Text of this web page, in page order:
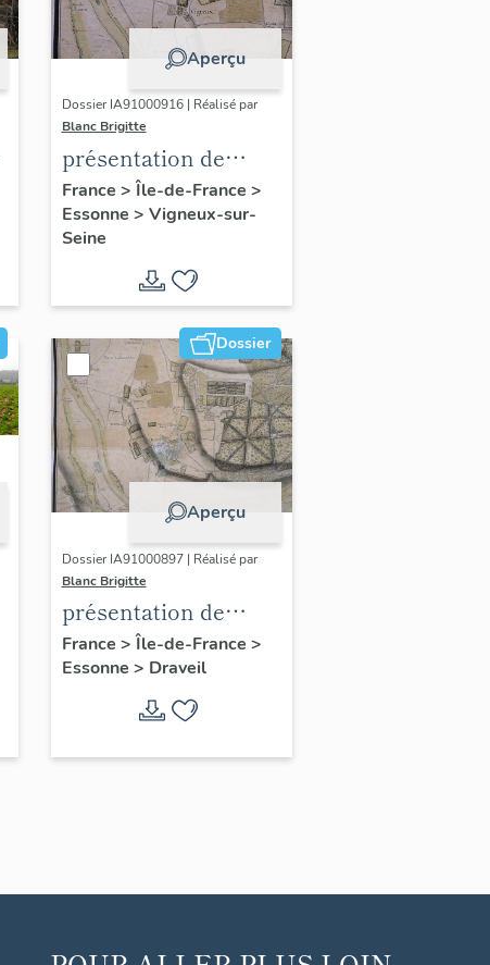
Aperçu
Dossier IA91000916 | Réalisé par
Blanc Brigitte
présentation de
l'étude du
patrimoine de
Vigneux-sur-Seine
France > Île-de-France >
Essonne > Vigneux-sur-
Seine
Dossier
Aperçu
Dossier IA91000897 | Réalisé par
Blanc Brigitte
présentation de
l'étude du
patrimoine de
France > Île-de-France >
Essonne > Draveil